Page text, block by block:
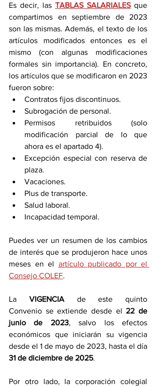
Es decir, las TABLAS SALARIALES que
compartimos en septiembre de 2023
son las mismas. Además, el texto de los
artículos modificados entonces es el
mismo (con algunas modificaciones
formales sin importancia). En concreto,
los artículos que se modificaron en 2023
fueron sobre:
Contratos fijos discontinuos.
Subrogación de personal.
Permisos retribuidos (solo
modificación parcial de lo que
ahora es el apartado 4).
Excepción especial con reserva de
plaza.
Vacaciones.
Plus de transporte.
Salud laboral.
Incapacidad temporal.
Puedes ver un resumen de los cambios
de interés que se produjeron hace unos
meses en el artículo publicado por el
Consejo COLEF.
La VIGENCIA de este quinto
Convenio se extiende desde el 22 de
junio de 2023, salvo los efectos
económicos que iniciarán su vigencia
31 de diciembre de 2025.
Por otro lado, la corporación colegial